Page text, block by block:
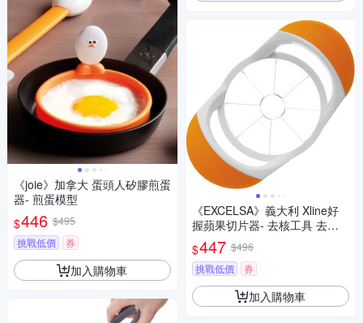
《joie》加拿大 蛋頭人矽膠煎蛋
器- 煎蛋模型
$446 $495
挑戰低價
券
加入購物車
《EXCELSA》義大利 Xline好
握蘋果切片器- 去核工具 去核
$447 $496
挑戰低價
券
加入購物車